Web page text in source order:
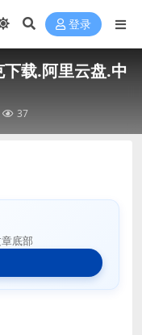
登录
下载.阿里云盘.中
37
底部